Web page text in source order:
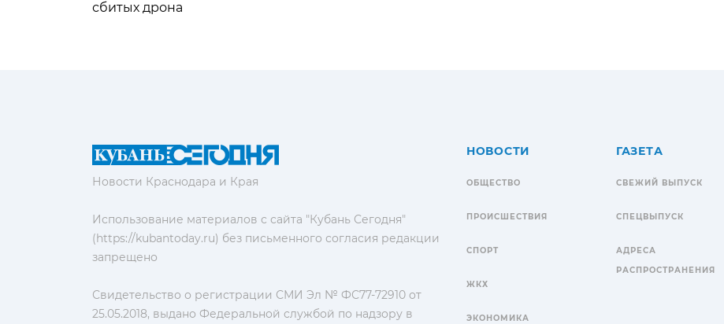
сбитых дрона
Новости Краснодара и Края
Использование материалов с сайта "Кубань Сегодня"
(https://kubantoday.ru) без письменного согласия редакции
запрещено
Свидетельство о регистрации СМИ Эл № ФС77-72910 от
25.05.2018, выдано Федеральной службой по надзору в
НОВОСТИ
ОБЩЕСТВО
ПРОИСШЕСТВИЯ
СПОРТ
ЖКХ
ЭКОНОМИКА
ГАЗЕТА
СВЕЖИЙ ВЫПУСК
СПЕЦВЫПУСК
АДРЕСА
РАСПРОСТРАНЕНИЯ